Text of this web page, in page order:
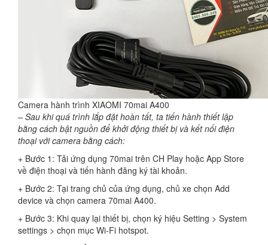
Camera hành trình XIAOMI 70mai A400
– Sau khi quá trình lắp đặt hoàn tất, ta tiến hành thiết lập
bằng cách bật nguồn để khởi động thiết bị và kết nối điện
thoại với camera bằng cách:
+ Bước 1: Tải ứng dụng 70mai trên CH Play hoặc App Store
về điện thoại và tiến hành đăng ký tài khoản.
+ Bước 2: Tại trang chủ của ứng dụng, chủ xe chọn Add
device và chọn camera 70mai A400.
+ Bước 3: Khi quay lại thiết bị, chọn ký hiệu Setting > System
settings > chọn mục Wi-Fi hotspot.